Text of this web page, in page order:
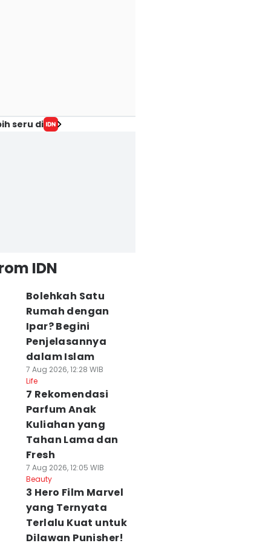
seru di
IDN
Bolehkah Satu
Rumah dengan
Ipar? Begini
Penjelasannya
dalam Islam
7 Aug 2026, 12:28 WIB
Life
7 Rekomendasi
Parfum Anak
Kuliahan yang
Tahan Lama dan
Fresh
7 Aug 2026, 12:05 WIB
Beauty
3 Hero Film Marvel
yang Ternyata
Terlalu Kuat untuk
Dilawan Punisher!